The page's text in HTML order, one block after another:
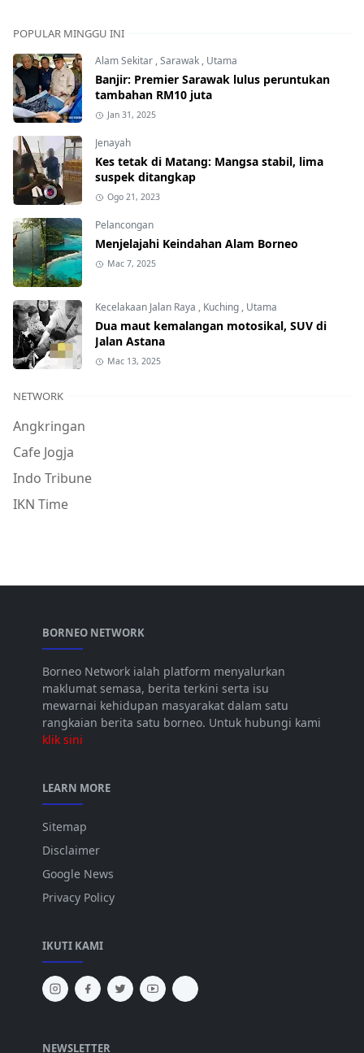
POPULAR MINGGU INI
Alam Sekitar,Sarawak, Utama
Banjir: Premier Sarawak lulus peruntukan
tambahan RM10 juta
Jan 31, 2025
Jenayah
Kes tetak di Matang: Mangsa stabil, lima
suspek ditangkap
Ogo 21, 2023
Pelancongan
Menjelajahi Keindahan Alam Borneo
Mac 7, 2025
Kecelakaan Jalan Raya , Kuching, Utama
Dua maut kemalangan motosikal, SUV di
Jalan Astana
Mac 13, 2025
NETWORK
Angkringan
Cafe Jogja
Indo Tribune
IKN Time
BORNEO NETWORK
Borneo Network ialah platform menyalurkan
maklumat semasa, berita terkini serta isu
mewarnai kehidupan masyarakat dalam satu
rangkaian berita satu borneo. Untuk hubungi kami
klik sini
LEARN MORE
Sitemap
Disclaimer
Google News
Privacy Policy
IKUTI KAMI
NEWSLETTER